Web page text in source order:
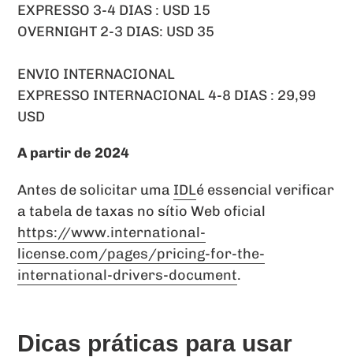
EXPRESSO 3-4 DIAS : USD 15
OVERNIGHT 2-3 DIAS: USD 35
ENVIO INTERNACIONAL
EXPRESSO INTERNACIONAL 4-8 DIAS : 29,99
USD
A partir de 2024
Antes de solicitar uma IDLé essencial verificar
a tabela de taxas no sítio Web oficial
https://www.international-
license.com/pages/pricing-for-the-
international-drivers-document.
Dicas práticas para usar